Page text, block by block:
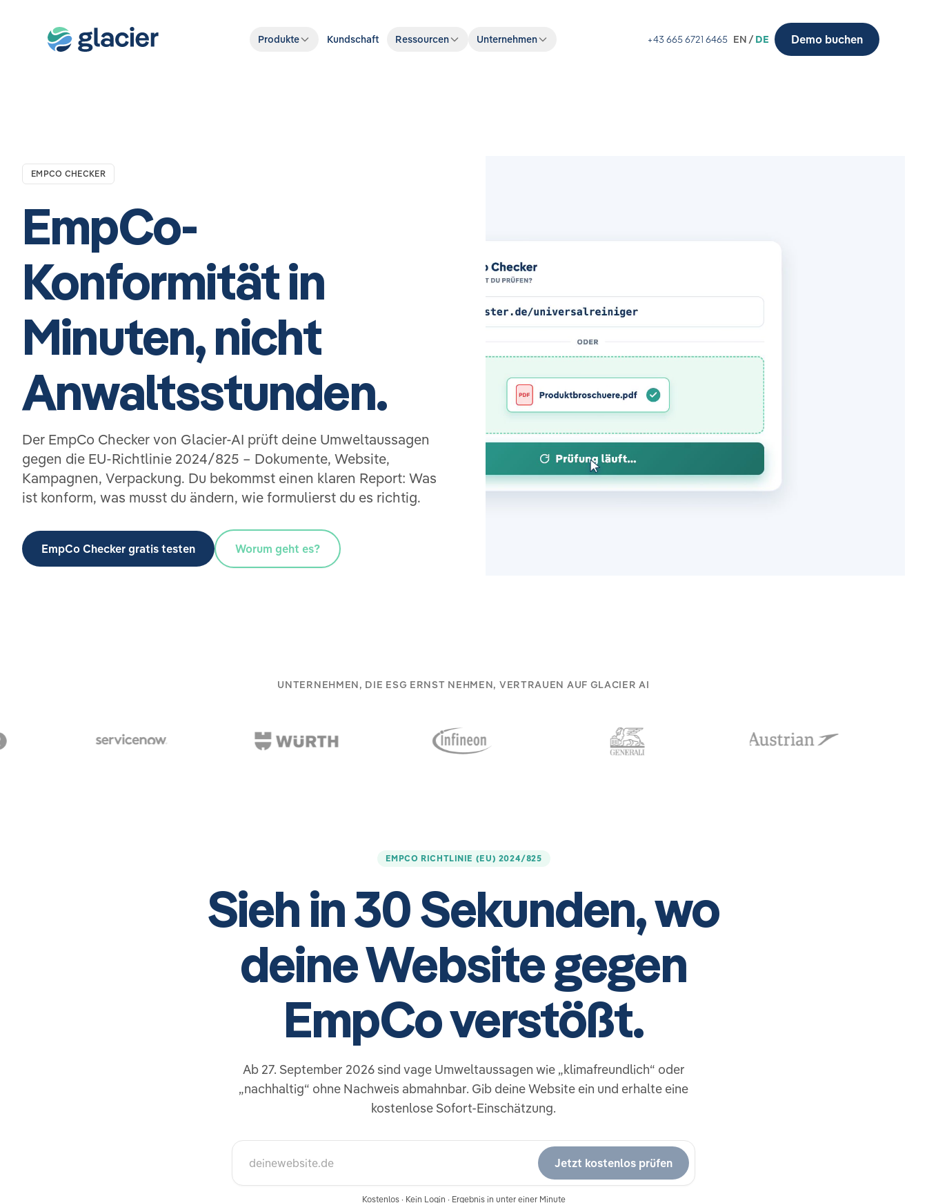
Produkte Kundschaft Ressourcen Unternehmen +43 665 6721 6465 EN / DE Demo buchen
EMPCO CHECKER
EmpCo-
Konformität in
Minuten, nicht
Anwaltsstunden.
Der EmpCo Checker von Glacier-AI prüft deine Umweltaussagen
gegen die EU-Richtlinie 2024/825 – Dokumente, Website,
Kampagnen, Verpackung. Du bekommst einen klaren Report: Was
ist konform, was musst du ändern, wie formulierst du es richtig.
EmpCo Checker gratis testen Worum geht es?
UNTERNEHMEN, DIE ESG ERNST NEHMEN, VERTRAUEN AUF GLACIER AI
EMPCO RICHTLINIE (EU) 2024/825
Sieh in 30 Sekunden, wo
deine Website gegen
EmpCo verstößt.
Ab 27. September 2026 sind vage Umweltaussagen wie „klimafreundlich“ oder
„nachhaltig“ ohne Nachweis abmahnbar. Gib deine Website ein und erhalte eine
kostenlose Sofort-Einschätzung.
Jetzt kostenlos prüfen
Kostenlos · Kein Login · Ergebnis in unter einer Minute